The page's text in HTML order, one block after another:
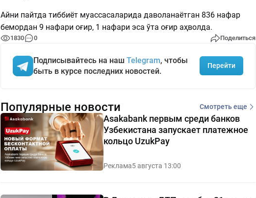
Айни пайтда тиббиёт муассасаларида даволанаётган 836 нафар
бемордан 9 нафари оғир, 1 нафари эса ўта оғир аҳволда.
1830 0 Поделиться
Подписывайтесь на наш Telegram, чтобы
быть в курсе последних новостей.
Перейти
Популярные новости Смотреть еще
Asakabank первым среди банков
Узбекистана запускает платежное
кольцо UzukPay
Реклама5 августа 13:00